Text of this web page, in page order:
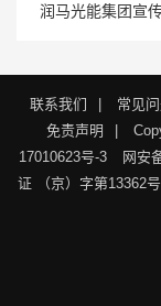
润马光能集团宣
联系我们 | 常见
免责声明
|
17010623号-3
网安
证 （京）字第13362号